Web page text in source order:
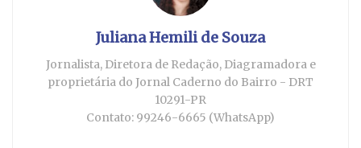
Juliana Hemili de Souza
Jornalista, Diretora de Redação, Diagramadora e
proprietária do Jornal Caderno do Bairro - DRT
10291-PR
Contato: 99246-6665 (WhatsApp)